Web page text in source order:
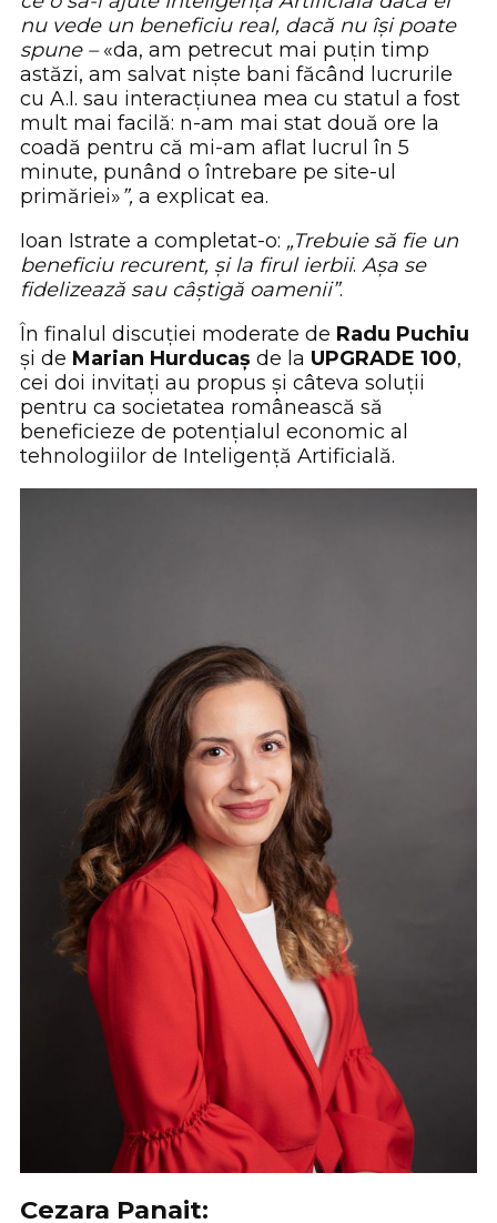
nu vede un beneficiu real, dacă nu își poate
spune –«da, am petrecut mai puțin timp
astăzi, am salvat niște bani făcând lucrurile
cu A.I. sau interacțiunea mea cu statul a fost
mult mai facilă: n-am mai stat două ore la
coadă pentru că mi-am aflat lucrul în 5
minute, punând o întrebare pe site-ul
primăriei»”, a explicat ea.
Ioan Istrate a completat-o: „Trebuie să fie un
beneficiu recurent, și la firul ierbii. Așa se
fidelizează sau câștigă oamenii”.
În finalul discuției moderate de Radu Puchiu
și de Marian Hurducaș de la UPGRADE 100,
cei doi invitați au propus și câteva soluții
pentru ca societatea românească să
beneficieze de potențialul economic al
tehnologiilor de Inteligență Artificială.
Cezara Panait: